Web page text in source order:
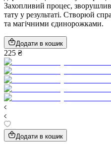
Захопливий процес,
тату у результаті. Створюй
та магічними єдинорожками.
Додати в кошик
225 ₴
Додати в кошик